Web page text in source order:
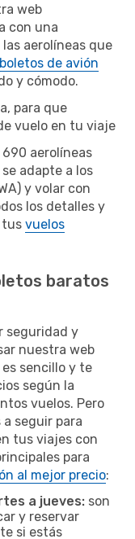
web
con una
aerolíneas que
boletos de avión
y cómodo.
para que
vuelo en tu viaje
690 aerolíneas
adapte a los
y volar con
los detalles y
tus vuelos
baratos
seguridad y
nuestra web
sencillo y te
según la
vuelos. Pero
seguir para
tus viajes con
para
al mejor precio:
a jueves: son
y reservar
si estás